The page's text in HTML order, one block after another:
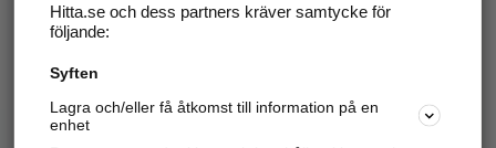
Hitta.se - Gratis nummerupplysning.
Sök företag, personer och platser.
Hitta.se och dess partners kräver samtycke för
följande:
Syften
Lagra och/eller få åtkomst till information på en
enhet